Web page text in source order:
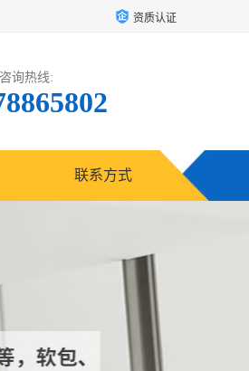
资质认证
询热线:
联系方式